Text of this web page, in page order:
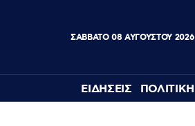
ΣΑΒΒΑΤΟ 08 ΑΥΓΟΥΣΤΟΥ 2026
ΕΙΔΗΣΕΙΣ ΠΟΛΙΤΙΚΗ